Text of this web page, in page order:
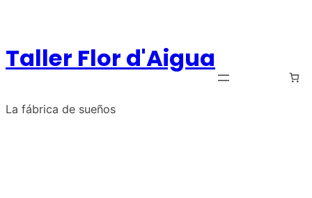
contenido
Taller Flor d'Aigua
La fábrica de sueños